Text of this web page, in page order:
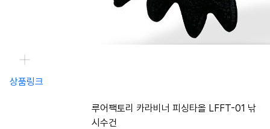
상품링크
루어팩토리 카라비너 피싱타올 LFFT-01 낚
시수건